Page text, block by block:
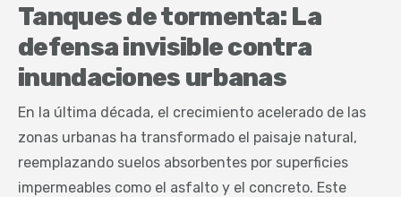
Tanques de tormenta: La
defensa invisible contra
inundaciones urbanas
En la última década, el crecimiento acelerado de las
zonas urbanas ha transformado el paisaje natural,
reemplazando suelos absorbentes por superficies
impermeables como el asfalto y el concreto. Este